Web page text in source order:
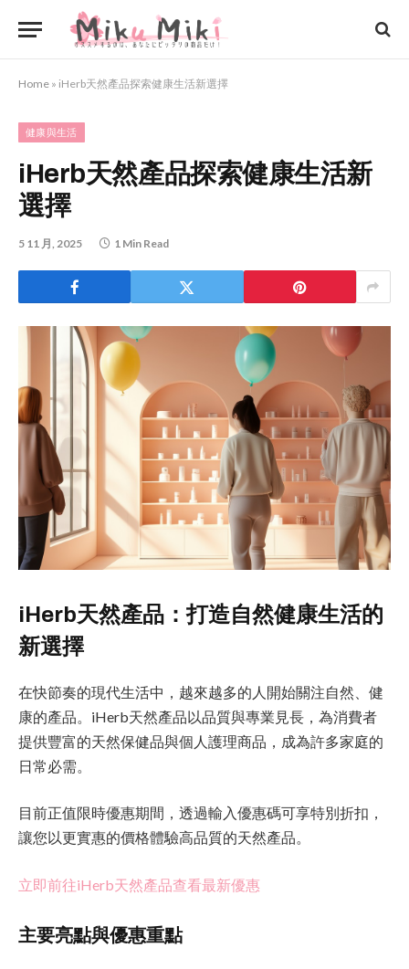
Home » iHerb天然產品探索健康生活新選擇
健康與生活
iHerb天然產品探索健康生活新
選擇
5 11 月, 2025 1 Min Read
iHerb天然產品：打造自然健康生活的
新選擇
在快節奏的現代生活中，越來越多的人開始關注自然、健
康的產品。iHerb天然產品以品質與專業見長，為消費者
提供豐富的天然保健品與個人護理商品，成為許多家庭的
日常必需。
目前正值限時優惠期間，透過輸入優惠碼可享特別折扣，
讓您以更實惠的價格體驗高品質的天然產品。
立即前往iHerb天然產品查看最新優惠
主要亮點與優惠重點